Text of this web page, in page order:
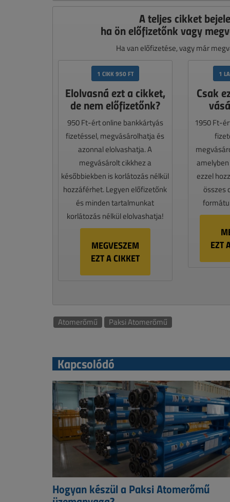
A teljes cikket
ha ön előfizetőnk vagy
Ha van előfizetése, vagy már
1 CIKK 950 FT
Elolvasná ezt a cikket,
de nem előfizetőnk?
950 Ft-ért online bankkártyás
fizetéssel, megvásárolhatja és
azonnal elolvashatja. A
megvásárolt cikkhez a
későbbiekben is korlátozás nélkül
hozzáférhet. Legyen előfizetőnk
és minden tartalmunkat
korlátozás nélkül elolvashatja!
MEGVESZEM
EZT A CIKKET
1
Csak
1950 Ft-
ezzel
összes
EZT
Atomerőmű Paksi Atomerőmű
Kapcsolódó
Hogyan készül a Paksi Atomerőmű